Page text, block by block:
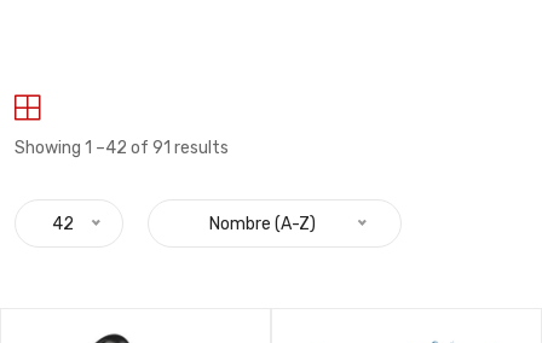
Showing 1 –42 of 91 results
42 Nombre (A-Z)